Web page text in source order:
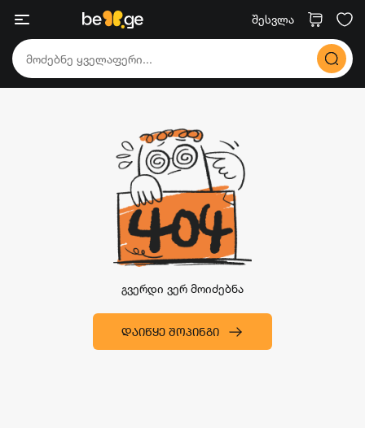
შესვლა
გვერდი ვერ მოიძებნა
ᲓᲐᲘᲬᲧᲔ ᲨᲝᲞᲘᲜᲒᲘ